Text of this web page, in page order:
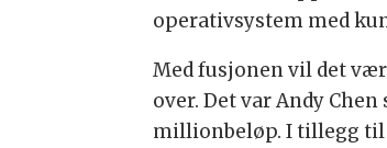
operativsystem med
Med fusjonen vil det
over. Det var Andy
millionbeløp. I tillegg til